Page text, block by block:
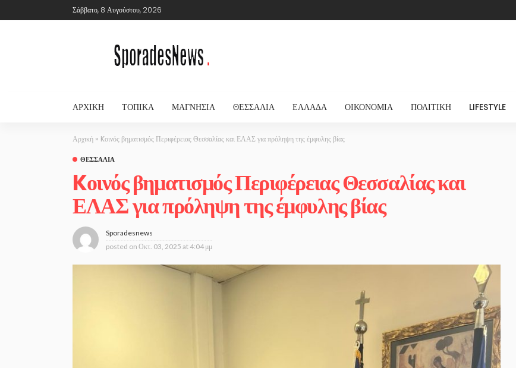
Σάββατο, 8 Αυγούστου, 2026
ΑΡΧΙΚΉ ΤΟΠΙΚΆ ΜΑΓΝΗΣΊΑ ΘΕΣΣΑΛΊΑ ΕΛΛΆΔΑ ΟΙΚΟΝΟΜΊΑ ΠΟΛΙΤΙΚΉ LIFESTYLE
Αρχική » Kοινός βηματισμός Περιφέρειας Θεσσαλίας και ΕΛΑΣ για πρόληψη της έμφυλης βίας
ΘΕΣΣΑΛΊΑ
Kοινός βηματισμός Περιφέρειας Θεσσαλίας και
ΕΛΑΣ για πρόληψη της έμφυλης βίας
Sporadesnews
posted on Οκτ. 03, 2025 at 4:04 μμ